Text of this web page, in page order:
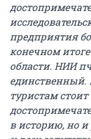
предприятия
конечном
области. НИИ
единственный.
туристам стоит
в историю, но и